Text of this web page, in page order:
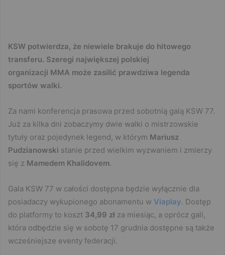
KSW potwierdza, że niewiele brakuje do hitowego
transferu. Szeregi największej polskiej
organizacji MMA może zasilić prawdziwa legenda
sportów walki.
Za nami konferencja prasowa przed sobotnią galą KSW 77.
Już za kilka dni zobaczymy dwie walki o mistrzowskie
tytuły oraz pojedynek legend, w którym Mariusz
Pudzianowski stanie przed wielkim wyzwaniem i zmierzy
się z Mamedem Khalidovem.
Gala KSW 77 w całości dostępna będzie wyłącznie dla
posiadaczy wykupionego abonamentu w Viaplay. Dostęp
do platformy to koszt 34,99 zł za miesiąc, a oprócz gali,
która odbędzie się w sobotę 17 grudnia dostępne są także
wcześniejsze eventy federacji.